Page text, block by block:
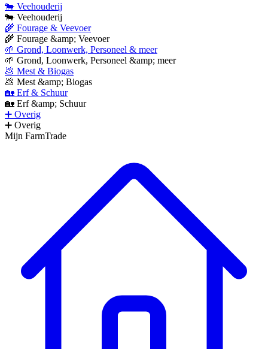
🐄 Veehouderij
🐄 Veehouderij
🌾 Fourage & Veevoer
🌾 Fourage &amp; Veevoer
🌱 Grond, Loonwerk, Personeel & meer
🌱 Grond, Loonwerk, Personeel &amp; meer
💩 Mest & Biogas
💩 Mest &amp; Biogas
🏡 Erf & Schuur
🏡 Erf &amp; Schuur
➕ Overig
➕ Overig
Mijn FarmTrade